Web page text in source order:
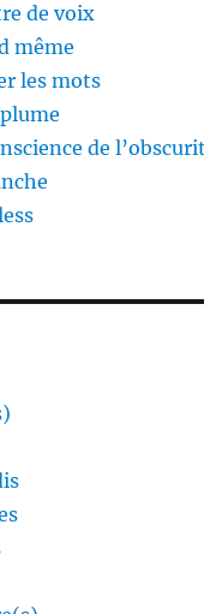
de voix
même
les mots
de